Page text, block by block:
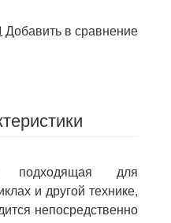
Добавить в сравнение
подходящая для
и другой технике,
непосредственно